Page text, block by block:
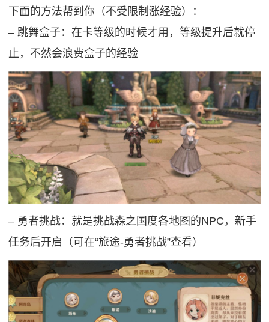
下面的方法帮到你（不受限制涨经验）：
‒ 跳舞盒子：在卡等级的时候才用，等级提升后就停
止，不然会浪费盒子的经验
‒ 勇者挑战：就是挑战森之国度各地图的NPC，新手
任务后开启（可在“旅途-勇者挑战”查看）